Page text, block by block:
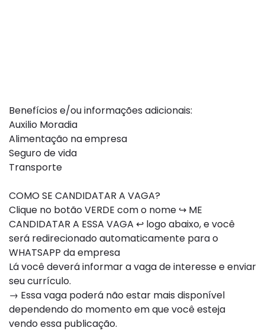
Benefícios e/ou informações adicionais:
Auxilio Moradia
Alimentação na empresa
Seguro de vida
Transporte
COMO SE CANDIDATAR A VAGA?
Clique no botão VERDE com o nome ↪ ME
CANDIDATAR A ESSA VAGA ↩ logo abaixo, e você
será redirecionado automaticamente para o
WHATSAPP da empresa
Lá você deverá informar a vaga de interesse e enviar
seu currículo.
→ Essa vaga poderá não estar mais disponível
dependendo do momento em que você esteja
vendo essa publicação.